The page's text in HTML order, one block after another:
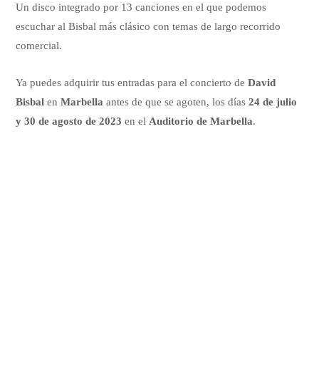
Un disco integrado por 13 canciones en el que podemos
escuchar al Bisbal más clásico con temas de largo recorrido
comercial.
Ya puedes adquirir tus entradas para el concierto deDavid
Bisbal enMarbellaantes de que se agoten, los días24 de julio
y 30 de agosto de 2023 en el Auditorio de Marbella.